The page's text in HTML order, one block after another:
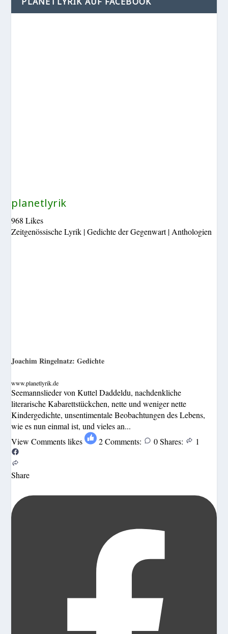
planetlyrik
968 Likes
Zeitgenössische Lyrik | Gedichte der Gegenwart | Anthologien
Joachim Ringelnatz: Gedichte
www.planetlyrik.de
Seemannslieder von Kuttel Daddeldu, nachdenkliche
literarische Kabarettstückchen, nette und weniger nette
Kindergedichte, unsentimentale Beobachtungen des Lebens,
wie es nun einmal ist, und vieles an...
View Comments likes 2 Comments: 0 Shares: 1
Share